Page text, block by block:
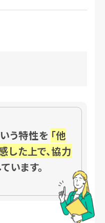
う特性を 「他
した上で、協力
います。